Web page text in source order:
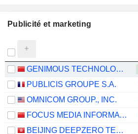
Publicité et marketing
GENIMOUS TECHNOLOGY CO., LTD.
PUBLICIS GROUPE S.A.
OMNICOM GROUP., INC.
FOCUS MEDIA INFORMATION TECHNOLOGY CO., LTD.
BEIJING DEEPZERO TECHNOLOGY CO., LTD.